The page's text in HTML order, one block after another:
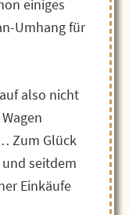
einiges
Umhang für
also nicht
Zum Glück
seitdem
Einkäufe